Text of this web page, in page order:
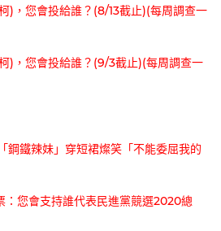
)，您會投給誰？(8/13截止)(每周調查一
)，您會投給誰？(9/3截止)(每周調查一
鋼鐵辣妹」穿短裙燦笑「不能委屈我的
：您會支持誰代表民進黨競選2020總